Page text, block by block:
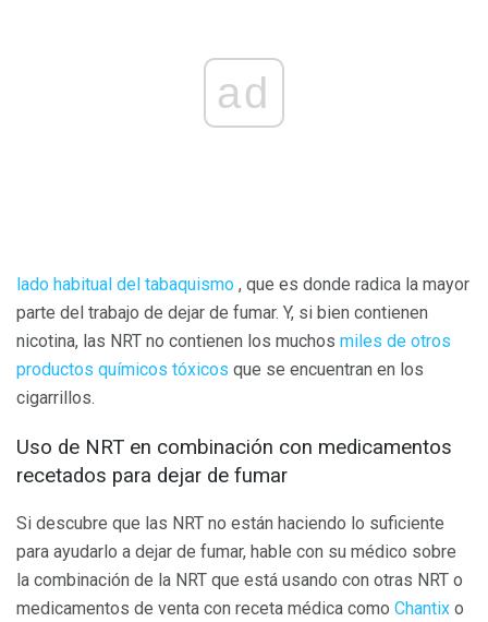
ad
lado habitual del tabaquismo , que es donde radica la mayor
parte del trabajo de dejar de fumar. Y, si bien contienen
nicotina, las NRT no contienen los muchos miles de otros
productos químicos tóxicos que se encuentran en los
cigarrillos.
Uso de NRT en combinación con medicamentos
recetados para dejar de fumar
Si descubre que las NRT no están haciendo lo suficiente
para ayudarlo a dejar de fumar, hable con su médico sobre
la combinación de la NRT que está usando con otras NRT o
medicamentos de venta con receta médica como Chantix o